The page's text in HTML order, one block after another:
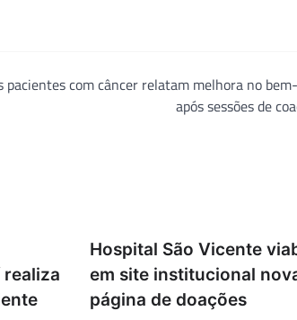
pacientes com câncer relatam melhora no
após sessões de
Hospital São Vicente
em site institucional
página de doações